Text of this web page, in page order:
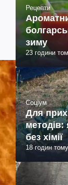
Рецепти
зиму
23 години
Соціум
Для
методів:
без хімії
18 годин тому